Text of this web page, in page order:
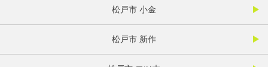
松戸市 小金
松戸市 新作